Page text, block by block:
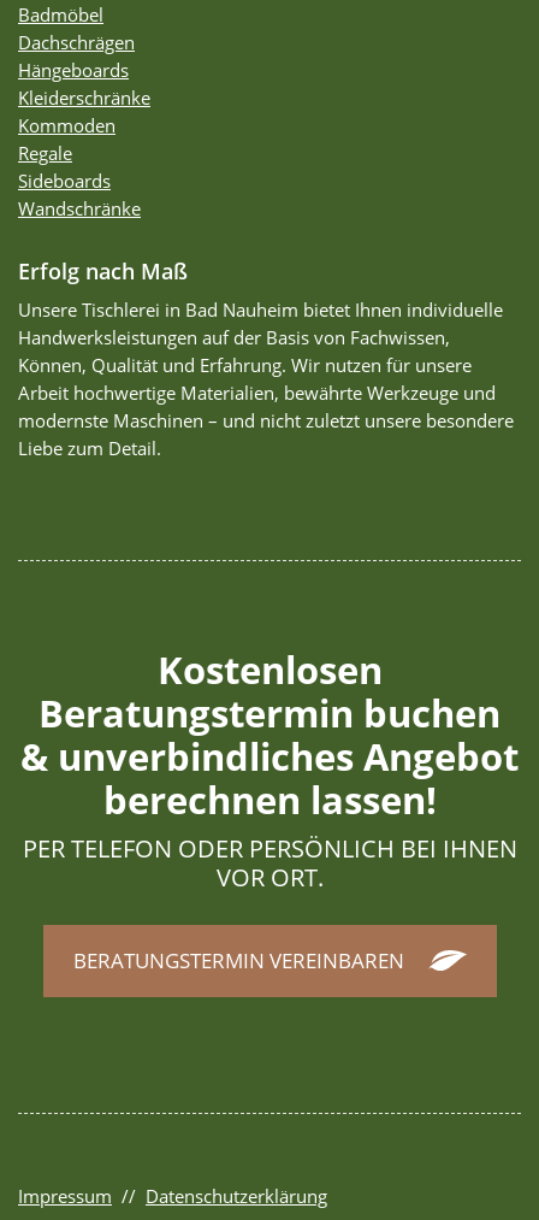
Badmöbel
Dachschrägen
Hängeboards
Kleiderschränke
Kommoden
Regale
Sideboards
Wandschränke
Erfolg nach Maß
Unsere Tischlerei in Bad Nauheim bietet Ihnen individuelle
Handwerksleistungen auf der Basis von Fachwissen,
Können, Qualität und Erfahrung. Wir nutzen für unsere
Arbeit hochwertige Materialien, bewährte Werkzeuge und
modernste Maschinen – und nicht zuletzt unsere besondere
Liebe zum Detail.
Kostenlosen
Beratungstermin buchen
& unverbindliches Angebot
berechnen lassen!
PER TELEFON ODER PERSÖNLICH BEI IHNEN
VOR ORT.
BERATUNGSTERMIN VEREINBAREN
Impressum // Datenschutzerklärung